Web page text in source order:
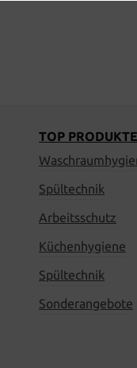
TOP PRODUKTE
Spültechnik
Arbeitsschutz
Küchenhygiene
Spültechnik
Sonderangebote